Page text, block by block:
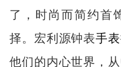
了，时尚而简约首
择。宏利源钟表手
他们的内心世界，